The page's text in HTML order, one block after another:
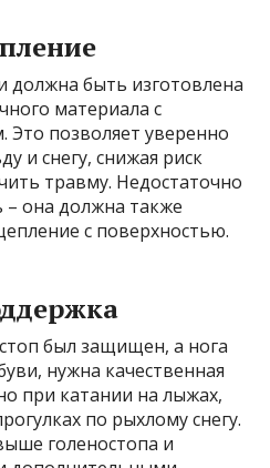
быть изготовлена
материала с
Это позволяет уверенно
и снегу, снижая риск
травму. Недостаточно
– она должна также
с поверхностью.
был защищен, а нога
нужна качественная
при катании на лыжах,
по рыхлому снегу.
голеностопа и